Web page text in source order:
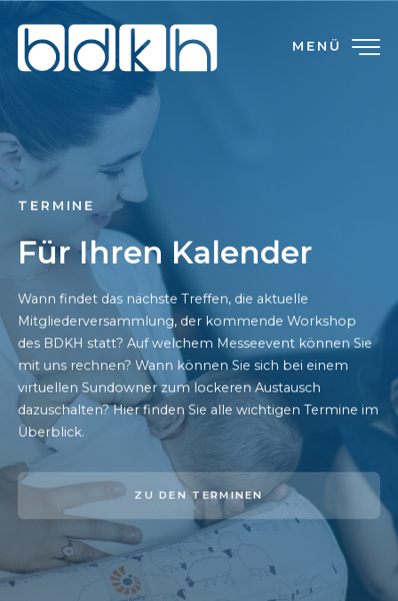
MENÜ
TERMINE
Für Ihren Kalender
Wann findet das nächste Treffen, die aktuelle
Mitgliederversammlung, der kommende Workshop
des BDKH statt? Auf welchem Messeevent können Sie
mit uns rechnen? Wann können Sie sich bei einem
virtuellen Sundowner zum lockeren Austausch
dazuschalten? Hier finden Sie alle wichtigen Termine im
Überblick.
ZU DEN TERMINEN